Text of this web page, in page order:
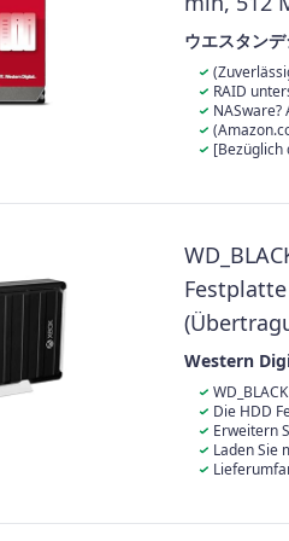
ウエスタン
RAID
mit
Optimierung
Verpackung
Festplatte
s, 1
min und
Western
Speichern
Spielen.
Die HDD
Erweitern
Festplatte.
Game Pass
Laden Sie
legen Sie sofort los. Mit den
Netzteil und